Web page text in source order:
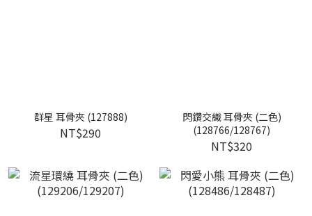
群星 耳骨夾 (127888)
NT$290
閃鑽交織 耳骨夾 (二色)
(128766/128767)
NT$320